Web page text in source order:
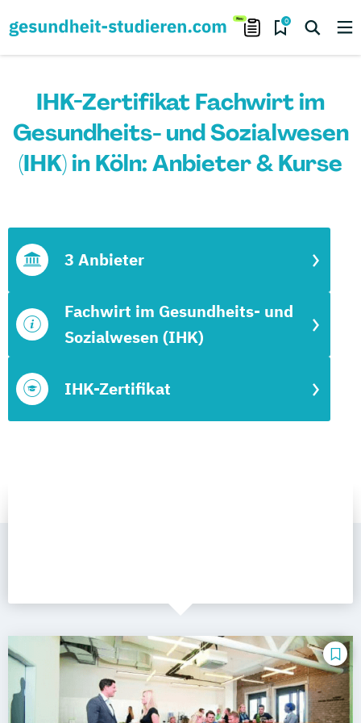
0
IHK-Zertifikat Fachwirt im
Gesundheits- und Sozialwesen
(IHK) in Köln: Anbieter & Kurse
IHK-Zertifikat
Fachwirt im Gesundheits- und
Sozialwesen (IHK)
3 Anbieter